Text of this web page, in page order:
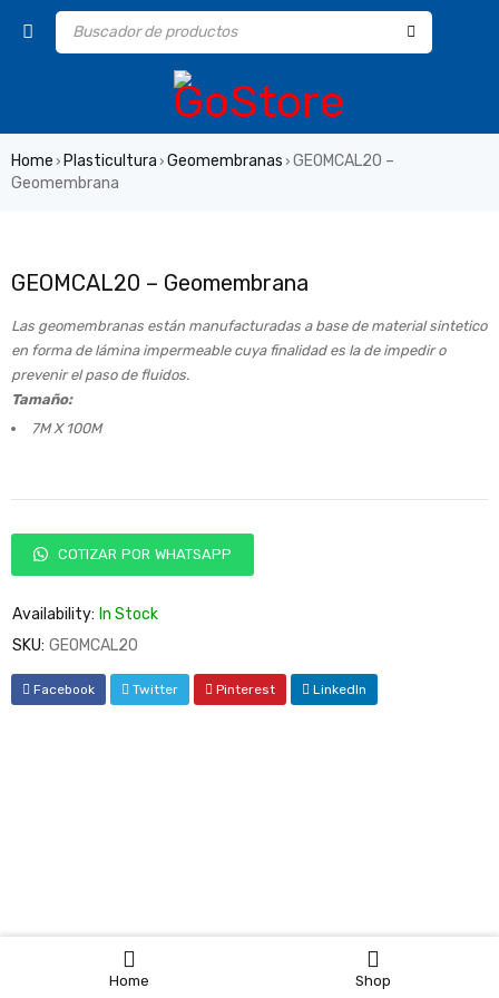
Home Shop
Home › Plasticultura › Geomembranas › GEOMCAL20 –
Geomembrana
GEOMCAL20 – Geomembrana
Las geomembranas están manufacturadas a base de material sintetico
en forma de lámina impermeable cuya finalidad es la de impedir o
prevenir el paso de fluidos.
Tamaño:
7M X 100M
COTIZAR POR WHATSAPP
Availability: In Stock
SKU: GEOMCAL20
Facebook Twitter Pinterest LinkedIn